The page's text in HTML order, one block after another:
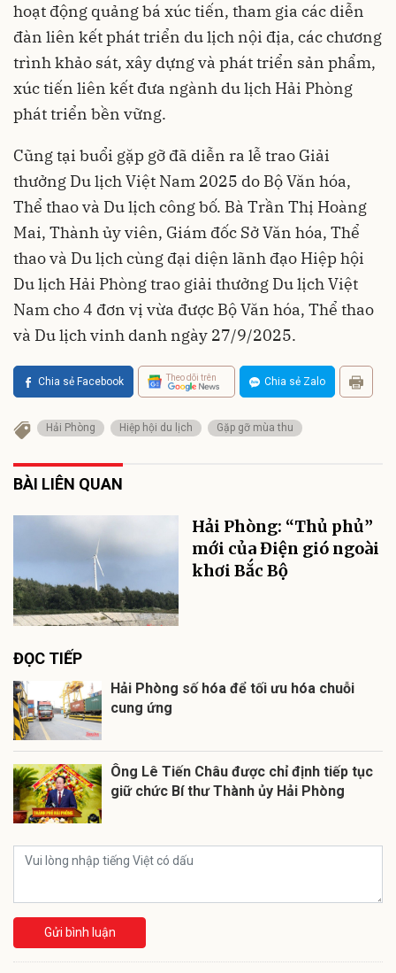
hoạt động quảng bá xúc tiến, tham gia các diễn
đàn liên kết phát triển du lịch nội địa, các chương
trình khảo sát, xây dựng và phát triển sản phẩm,
xúc tiến liên kết đưa ngành du lịch Hải Phòng
phát triển bền vững.
Cũng tại buổi gặp gỡ đã diễn ra lễ trao Giải
thưởng Du lịch Việt Nam 2025 do Bộ Văn hóa,
Thể thao và Du lịch công bố. Bà Trần Thị Hoàng
Mai, Thành ủy viên, Giám đốc Sở Văn hóa, Thể
thao và Du lịch cùng đại diện lãnh đạo Hiệp hội
Du lịch Hải Phòng trao giải thưởng Du lịch Việt
Nam cho 4 đơn vị vừa được Bộ Văn hóa, Thể thao
và Du lịch vinh danh ngày 27/9/2025.
Chia sẻ Facebook Theo dõi trên Chia sẻ Zalo
Hải Phòng Hiệp hội du lịch Gặp gỡ mùa thu
BÀI LIÊN QUAN
Hải Phòng: “Thủ phủ”
mới của Điện gió ngoài
khơi Bắc Bộ
ĐỌC TIẾP
Hải Phòng số hóa để tối ưu hóa chuỗi
cung ứng
Ông Lê Tiến Châu được chỉ định tiếp tục
giữ chức Bí thư Thành ủy Hải Phòng
Gửi bình luận